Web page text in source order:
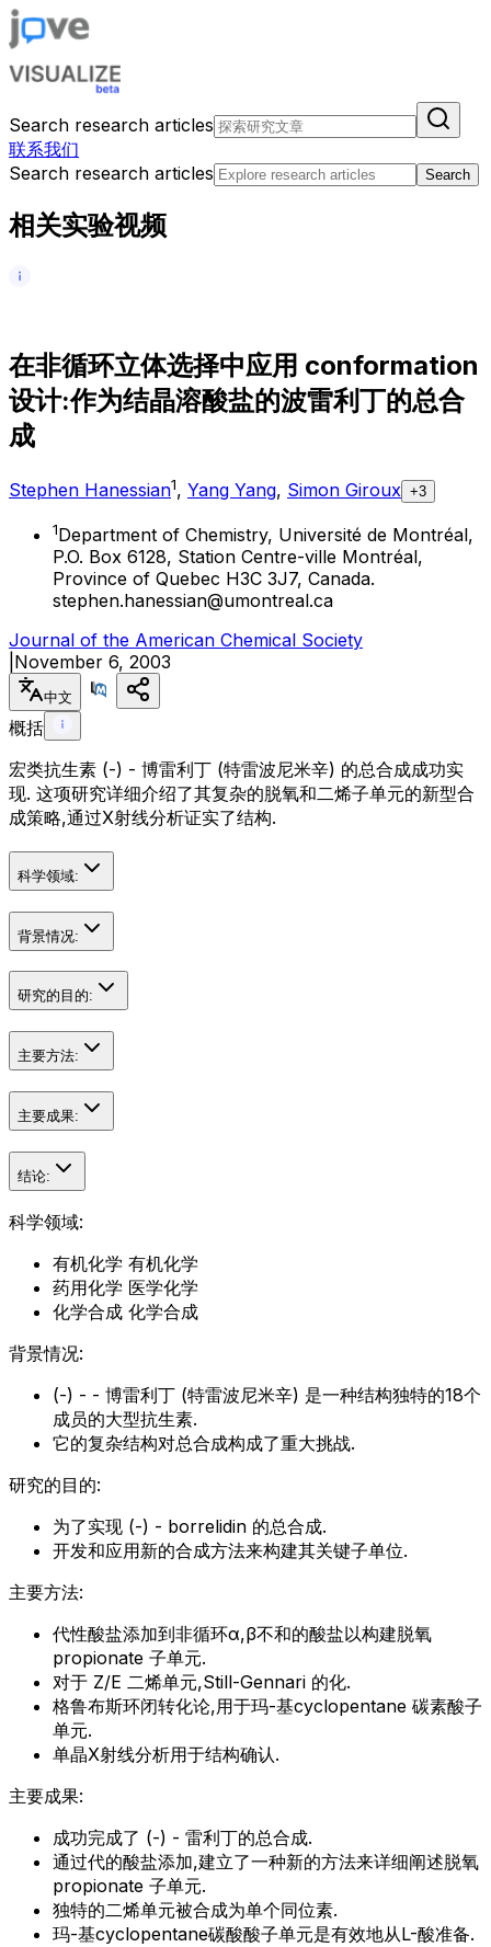
Search research articles
联系我们
Search research articles
Search
相关实验视频
在非循环立体选择中应用 conformation
设计:作为结晶溶酸盐的波雷利丁的总合
成
Stephen Hanessian1, Yang Yang, Simon Giroux +3
1Department of Chemistry, Université de Montréal,
P.O. Box 6128, Station Centre-ville Montréal,
Province of Quebec H3C 3J7, Canada.
stephen.hanessian@umontreal.ca
Journal of the American Chemical Society
November 6, 2003
中文
概括
宏类抗生素 (-) - 博雷利丁 (特雷波尼米辛) 的总合成成功实
现. 这项研究详细介绍了其复杂的脱氧和二烯子单元的新型合
成策略,通过X射线分析证实了结构.
科学领域:
背景情况:
研究的目的:
主要方法:
主要成果:
结论:
科学领域:
有机化学 有机化学
药用化学 医学化学
化学合成 化学合成
背景情况:
(-) - - 博雷利丁 (特雷波尼米辛) 是一种结构独特的18个
成员的大型抗生素.
它的复杂结构对总合成构成了重大挑战.
研究的目的:
为了实现 (-) - borrelidin 的总合成.
开发和应用新的合成方法来构建其关键子单位.
主要方法:
代性酸盐添加到非循环α,β不和的酸盐以构建脱氧
propionate 子单元.
对于 Z/E 二烯单元,Still-Gennari 的化.
格鲁布斯环闭转化论,用于玛-基cyclopentane 碳素酸子
单元.
单晶X射线分析用于结构确认.
主要成果:
成功完成了 (-) - 雷利丁的总合成.
通过代的酸盐添加,建立了一种新的方法来详细阐述脱氧
propionate 子单元.
独特的二烯单元被合成为单个同位素.
玛-基cyclopentane碳酸酸子单元是有效地从L-酸准备.